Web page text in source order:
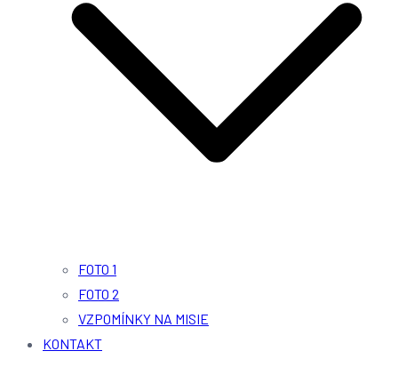
FOTO 1
FOTO 2
VZPOMÍNKY NA MISIE
KONTAKT